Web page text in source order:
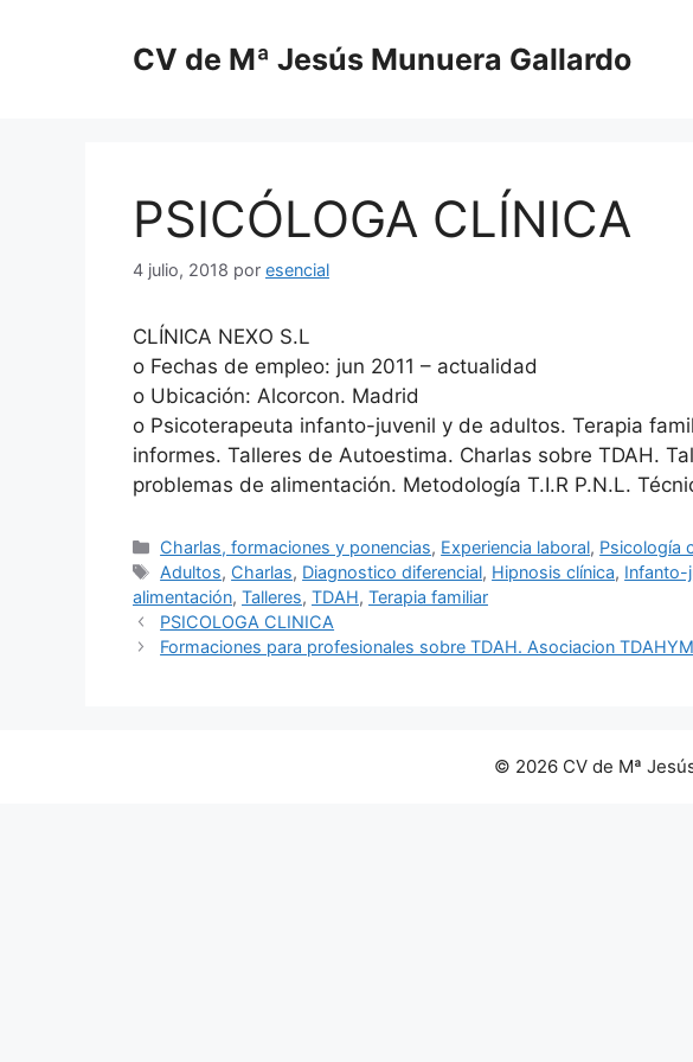
CV de Mª Jesús Munuera Gallardo
PSICÓLOGA CLÍNICA
4 julio, 2018 por esencial
CLÍNICA NEXO S.L
o Fechas de empleo: jun 2011 – actualidad
o Ubicación: Alcorcon. Madrid
o Psicoterapeuta infanto-juvenil y de adultos. Terapia
informes. Talleres de Autoestima. Charlas sobre TDAH.
problemas de alimentación. Metodología T.I.R P.N.L.
Categorías
Charlas, formaciones y ponencias, Experiencia laboral, Psicología
Etiquetas
Adultos, Charlas, Diagnostico diferencial, Hipnosis clínica, Infanto-
alimentación, Talleres, TDAH, Terapia familiar
PSICOLOGA CLINICA
Formaciones para profesionales sobre TDAH. Asociacion
© 2026 CV de Mª